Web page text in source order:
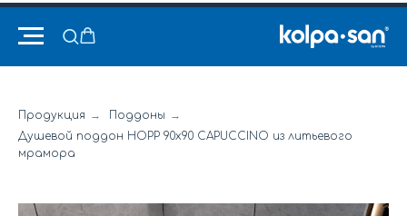
Продукция → Поддоны →
Душевой поддон HOPP 90x90 CAPUCCINO из литьевого
мрамора